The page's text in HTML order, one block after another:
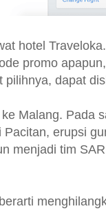
hotel
promo
pilihnya, dapat
Malang. Pada
erupsi
menjadi tim